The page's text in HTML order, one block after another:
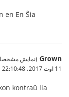
en En Ŝia
Grown (نمایش
11 اوت 2017،‏ 22:10:48
kontraŭ lia